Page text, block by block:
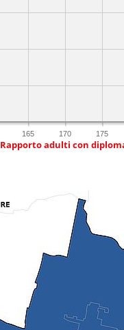
165 170 175
Rapporto adulti con